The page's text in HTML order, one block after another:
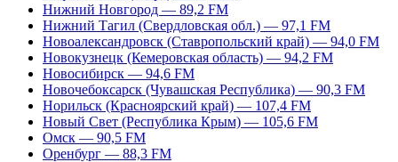
Нижний Новгород — 89,2 FM
Нижний Тагил (Свердловская обл.) — 97,1 FM
Новоалександровск (Ставропольский край) — 94,0 FM
Новокузнецк (Кемеровская область) — 94,2 FM
Новосибирск — 94,6 FM
Новочебоксарск (Чувашская Республика) — 90,3 FM
Норильск (Красноярский край) — 107,4 FM
Новый Свет (Республика Крым) — 105,6 FM
Омск — 90,5 FM
Оренбург — 88,3 FM